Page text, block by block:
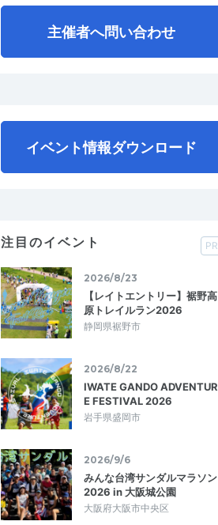
主催者へ問い合わせ
イベント情報ダウンロード
注目のイベント PR
2026/8/23
【レイトエントリー】裾野高
原トレイルラン2026
静岡県裾野市
2026/8/22
IWATE GANDO ADVENTUR
E FESTIVAL 2026
岩手県盛岡市
2026/9/6
みんな台湾サンダルマラソン
2026 in 大阪城公園
大阪府大阪市中央区